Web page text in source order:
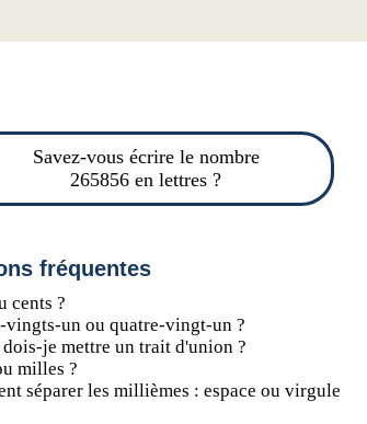
Savez-vous écrire le nombre
265856 en lettres ?
fréquentes
cents ?
vingts-un ou quatre-vingt-un ?
dois-je mettre un trait d'union ?
milles ?
séparer les millièmes : espace ou virgule